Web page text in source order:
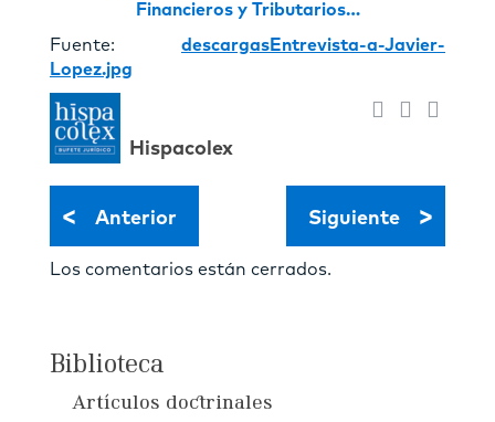
Financieros y Tributarios…
Fuente: descargasEntrevista-a-Javier-
Lopez.jpg
Hispacolex
< Anterior Siguiente >
Los comentarios están cerrados.
Biblioteca
Artículos doctrinales